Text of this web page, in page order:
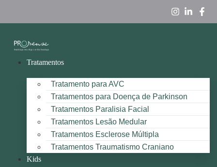
Tratamentos
Tratamento para AVC
Tratamentos para Doença de Parkinson
Tratamentos Paralisia Facial
Tratamentos Lesão Medular
Tratamentos Esclerose Múltipla
Tratamentos Traumatismo Craniano
Kids